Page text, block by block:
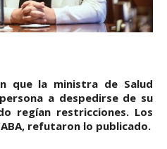
que la ministra de Salud
a despedirse de su
regían restricciones. Los
refutaron lo publicado.